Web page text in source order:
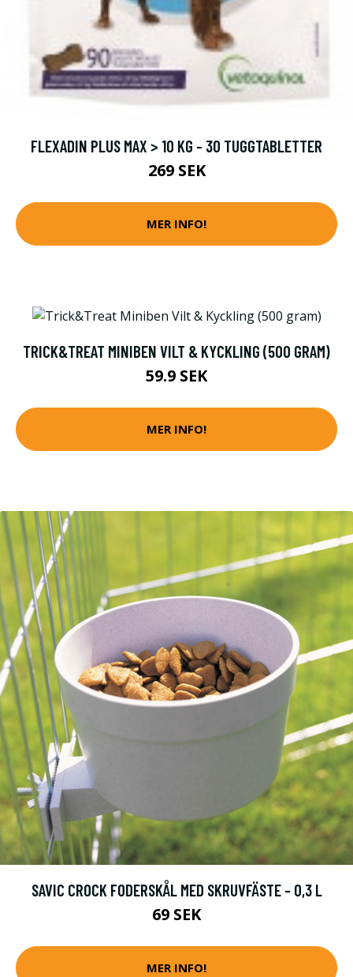
FLEXADIN PLUS MAX > 10 KG - 30 TUGGTABLETTER
269 SEK
MER INFO!
TRICK&TREAT MINIBEN VILT & KYCKLING (500 GRAM)
59.9 SEK
MER INFO!
SAVIC CROCK FODERSKÅL MED SKRUVFÄSTE - 0,3 L
69 SEK
MER INFO!